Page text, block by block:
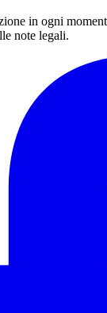
in ogni
note legali.